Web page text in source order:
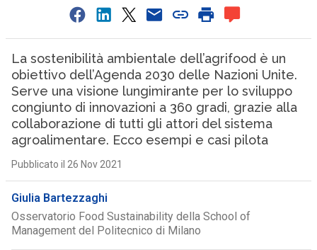
La sostenibilità ambientale dell’agrifood è un
obiettivo dell’Agenda 2030 delle Nazioni Unite.
Serve una visione lungimirante per lo sviluppo
congiunto di innovazioni a 360 gradi, grazie alla
collaborazione di tutti gli attori del sistema
agroalimentare. Ecco esempi e casi pilota
Pubblicato il 26 Nov 2021
Giulia Bartezzaghi
Osservatorio Food Sustainability della School of
Management del Politecnico di Milano